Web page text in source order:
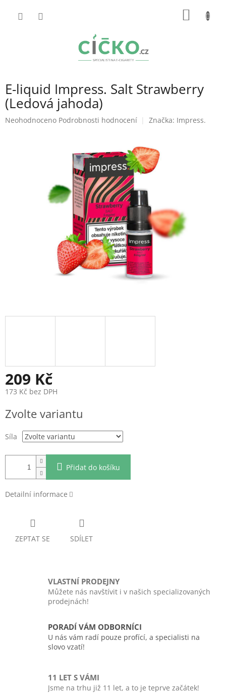
E-liquid Impress. Salt Strawberry
(Ledová jahoda)
Průměrné
Neohodnoceno Podrobnosti hodnocení Značka: Impress.
209 Kč
173 Kč bez DPH
cena:
Zvolte variantu
Síla
Přidat do košíku
Detailní informace
ZEPTAT SE SDÍLET
VLASTNÍ PRODEJNY
Můžete nás navštívit i v našich specializovaných
prodejnách!
PORADÍ VÁM ODBORNÍCI
U nás vám radí pouze profící, a specialisti na
slovo vzatí!
11 LET S VÁMI
Jsme na trhu již 11 let, a to je teprve začátek!